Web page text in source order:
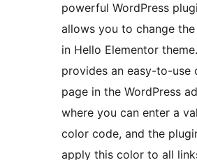
powerful WordPress
allows you to change
in Hello Elementor
provides an easy-to-use
page in the WordPress
where you can enter a
color code, and the
apply this color to all